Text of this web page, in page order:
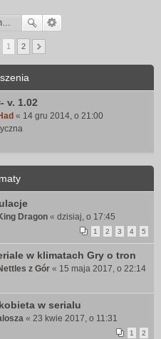
1 2
v. 1.02
« 14 gru 2014, o 21:00
Dragon « dzisiaj, o 17:45
1 2 3 4 5
w klimatach Gry o tron
z Gór « 15 maja 2017, o 22:14
w serialu
« 23 kwie 2017, o 11:31
1 2